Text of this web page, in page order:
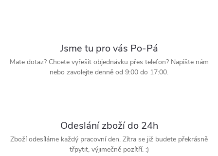
Jsme tu pro vás Po-Pá
Mate dotaz? Chcete vyřešit objednávku přes telefon? Napište nám
nebo zavolejte denně od 9:00 do 17:00.
Odeslání zboží do 24h
Zboží odesíláme každý pracovní den. Zítra se již budete překrásně
třpytit, výjimečně pozítří. :)